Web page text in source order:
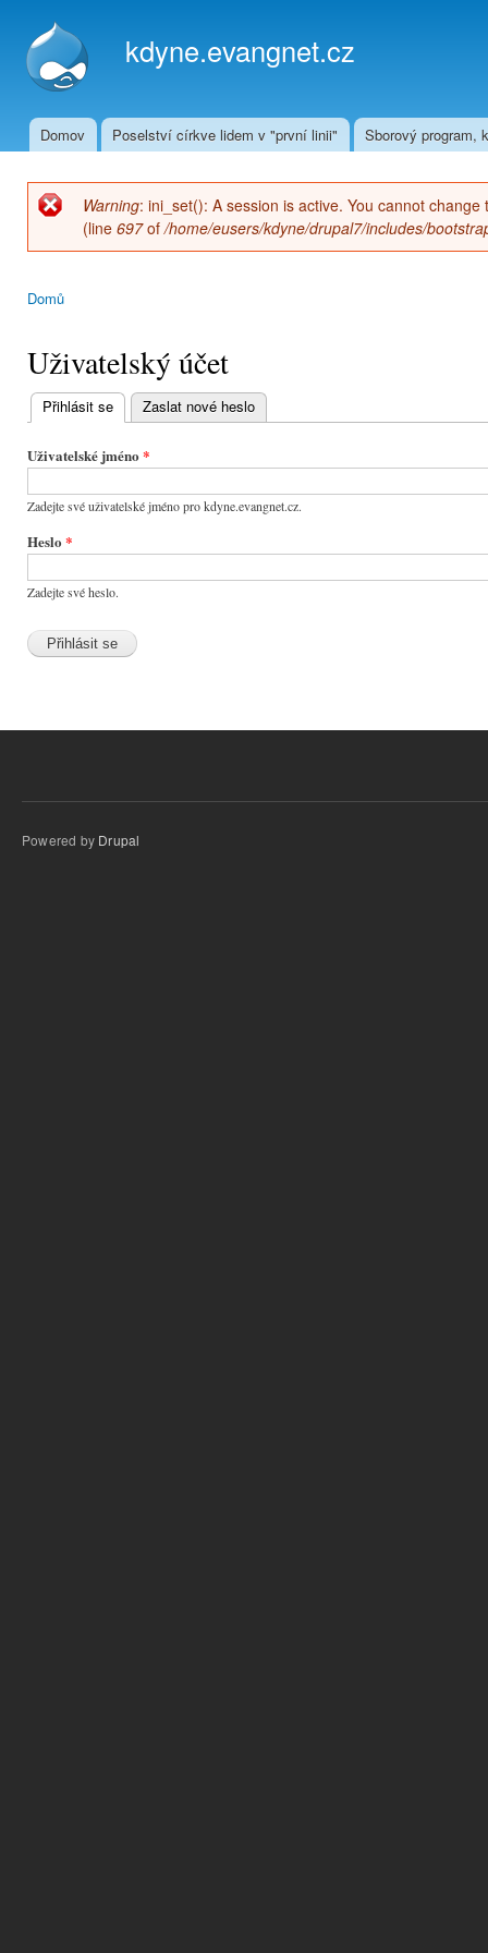
kdyne.evangnet.cz
Hlavní menu
Domov Poselství církve lidem v "první linii" Sborový program,
Chybová zpráva
Warning: ini_set(): A session is active. You cannot
(line 697of/home/eusers/kdyne/drupal7/includes/
Domů
Uživatelský účet
Hlavní
záložky
Přihlásit se (aktivní záložka)
Zaslat nové heslo
Uživatelské jméno *
Zadejte své uživatelské jméno pro kdyne.evangnet.cz.
Heslo *
Zadejte své heslo.
Powered by Drupal